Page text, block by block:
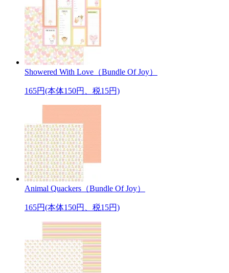
Showered With Love（Bundle Of Joy）
165円(本体150円、税15円)
Animal Quackers（Bundle Of Joy）
165円(本体150円、税15円)